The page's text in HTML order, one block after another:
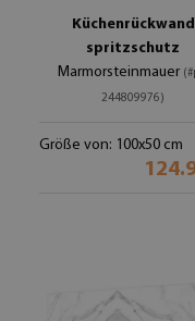
Küchenrückwand
spritzschutz
Marmorsteinmauer
244809976)
Größe von: 100x50 cm